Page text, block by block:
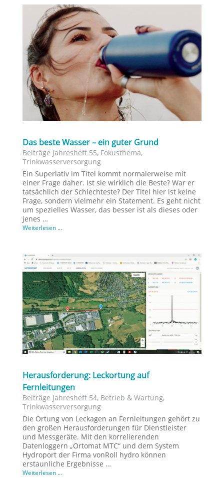
Das beste Wasser – ein guter Grund
Beiträge Jahresheft 55, Fokusthema,
Trinkwasserversorgung
Ein Superlativ im Titel kommt normalerweise mit
einer Frage daher. Ist sie wirklich die Beste? War er
tatsächlich der Schlechteste? Der Titel hier ist keine
Frage, sondern vielmehr ein Statement. Es geht nicht
um spezielles Wasser, das besser ist als dieses oder
jenes …
Weiterlesen ...
Herausforderung: Leckortung auf
Fernleitungen
Beiträge Jahresheft 54, Betrieb & Wartung,
Trinkwasserversorgung
Die Ortung von Leckagen an Fernleitungen gehört zu
den großen Herausforderungen für Dienstleister
und Messgeräte. Mit den korrelierenden
Datenloggern „Ortomat MTC“ und dem System
Hydroport der Firma vonRoll hydro können
erstaunliche Ergebnisse …
Weiterlesen ...